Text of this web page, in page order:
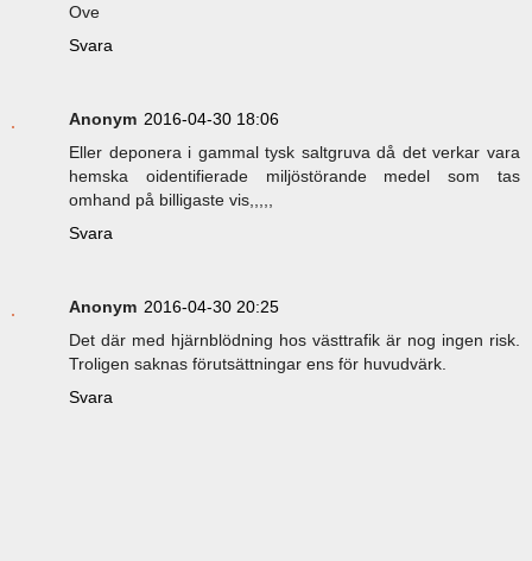
Ove
Svara
Anonym 2016-04-30 18:06
Eller deponera i gammal tysk saltgruva då det verkar vara
hemska oidentifierade miljöstörande medel som tas
omhand på billigaste vis,,,,,
Svara
Anonym 2016-04-30 20:25
Det där med hjärnblödning hos västtrafik är nog ingen risk.
Troligen saknas förutsättningar ens för huvudvärk.
Svara